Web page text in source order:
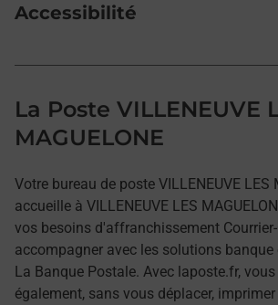
Accessibilité
La Poste VILLENEUVE
MAGUELONE
Votre bureau de poste VILLENEUVE LES
accueille à VILLENEUVE LES
vos besoins d'affranchissement
accompagner avec les solutions banque
La Banque Postale. Avec laposte.fr,
également, sans vous déplacer,